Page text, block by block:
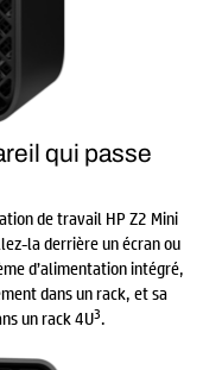
qui passe
de travail HP Z2 Mini
la derrière un écran ou
d’alimentation intégré,
dans un rack, et sa
un rack 4U3.